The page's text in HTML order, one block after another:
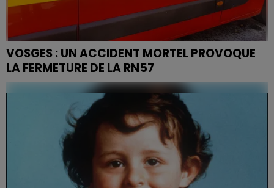
VOSGES : UN ACCIDENT MORTEL PROVOQUE
LA FERMETURE DE LA RN57
La RN 57 a rouvert à la circulation après avoir été
coupée plus de trois heures en raison d’un accident
mortel dans le sens Epinal Nancy à hauteur de